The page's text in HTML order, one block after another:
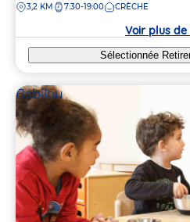
la
DISTANCE
3,2 KM 7:30-19:00 CRÈCHE
Voir plus
Sélectionnée
Babilou